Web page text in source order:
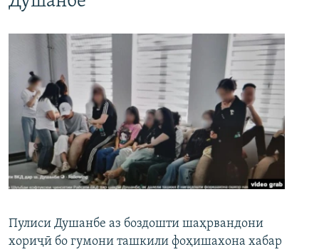
Пулиси Душанбе аз боздошти шаҳрвандони
хориҷӣ бо гумони ташкили фоҳишахона хабар